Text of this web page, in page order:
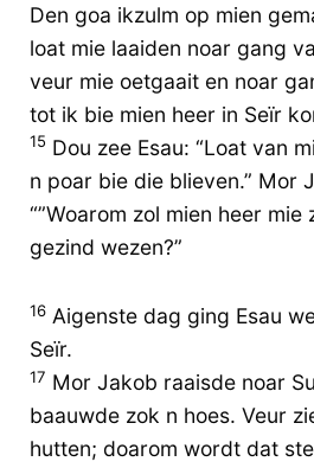
Den goa ikzulm op mien
loat mie laaiden noar gang
veur mie oetgaait en noar
tot ik bie mien heer in Seïr
15 Dou zee Esau: “Loat van
n poar bie die blieven.” Mor
“”Woarom zol mien heer mie
gezind wezen?”
16 Aigenste dag ging Esau
Seïr.
17 Mor Jakob raaisde noar
baauwde zok n hoes. Veur
hutten; doarom wordt dat